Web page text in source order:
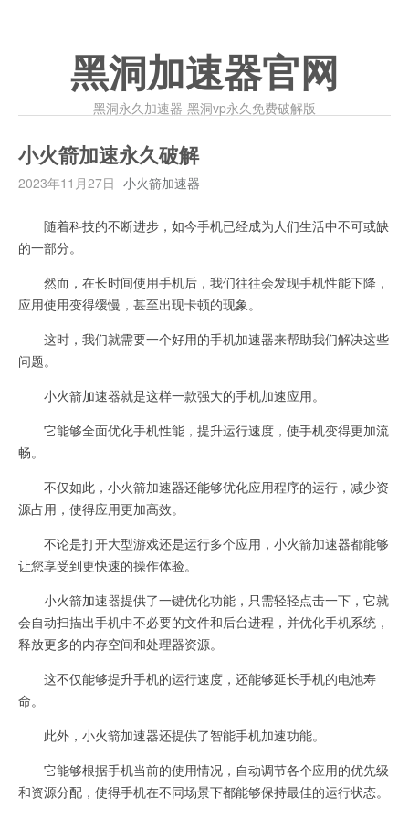
黑洞加速器官网
黑洞永久加速器-黑洞vp永久免费破解版
小火箭加速永久破解
2023年11月27日 小火箭加速器
随着科技的不断进步，如今手机已经成为人们生活中不可或缺
的一部分。
然而，在长时间使用手机后，我们往往会发现手机性能下降，
应用使用变得缓慢，甚至出现卡顿的现象。
这时，我们就需要一个好用的手机加速器来帮助我们解决这些
问题。
小火箭加速器就是这样一款强大的手机加速应用。
它能够全面优化手机性能，提升运行速度，使手机变得更加流
畅。
不仅如此，小火箭加速器还能够优化应用程序的运行，减少资
源占用，使得应用更加高效。
不论是打开大型游戏还是运行多个应用，小火箭加速器都能够
让您享受到更快速的操作体验。
小火箭加速器提供了一键优化功能，只需轻轻点击一下，它就
会自动扫描出手机中不必要的文件和后台进程，并优化手机系统，
释放更多的内存空间和处理器资源。
这不仅能够提升手机的运行速度，还能够延长手机的电池寿
命。
此外，小火箭加速器还提供了智能手机加速功能。
它能够根据手机当前的使用情况，自动调节各个应用的优先级
和资源分配，使得手机在不同场景下都能够保持最佳的运行状态。